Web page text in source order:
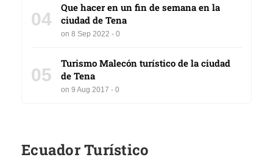
04
Que hacer en un fin de semana en la
ciudad de Tena
on 8 Sep 2022 - 0
05
Turismo Malecón turístico de la ciudad
de Tena
on 9 Aug 2017 - 0
Ecuador Turístico